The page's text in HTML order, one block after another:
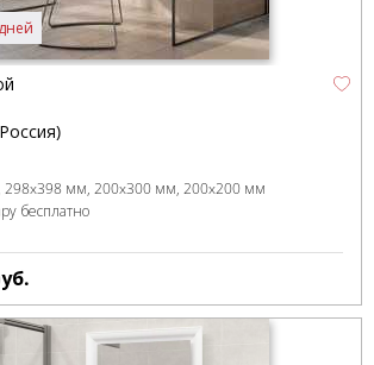
298x398 мм 200x300 мм 200x200 мм
бесплатно